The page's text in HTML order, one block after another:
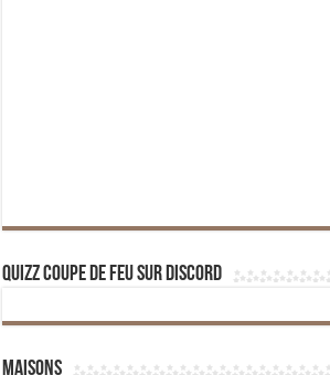
Quizz Coupe de Feu sur Discord
Maisons